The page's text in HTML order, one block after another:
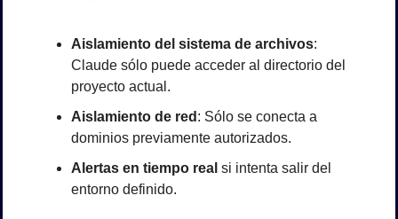
Aislamiento del sistema de archivos:
Claude sólo puede acceder al directorio del
proyecto actual.
Aislamiento de red : Sólo se conecta a
dominios previamente autorizados.
Alertas en tiempo real si intenta salir del
entorno definido.